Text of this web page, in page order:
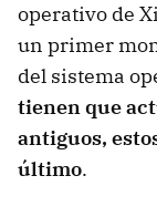
operativo de
un primer
del sistema
tienen que
antiguos,
último.